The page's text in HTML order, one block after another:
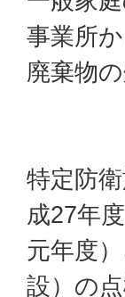
事業所
廃棄物
特定防
成27年
元年度
設）の